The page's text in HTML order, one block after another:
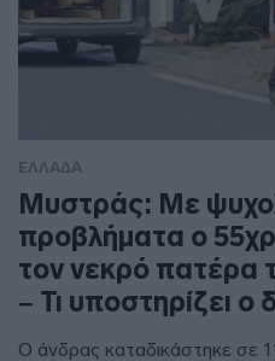
ΕΛΛΑΔΑ
Μυστράς: Με
προβλήματα ο
τον νεκρό πατέρα
– Τι υποστηρίζει ο
Ο άνδρας καταδικάστηκε σε